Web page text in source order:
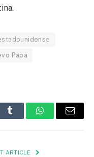
Papa
Tumblr WhatsAppEmail
ARTICLE